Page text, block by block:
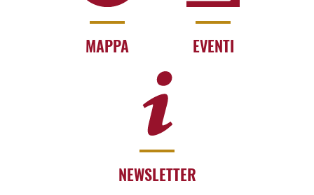
MAPPA EVENTI
NEWSLETTER